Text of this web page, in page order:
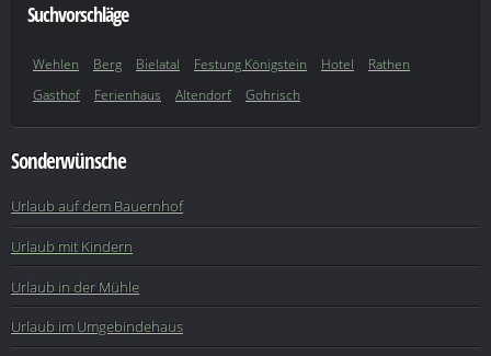
Suchvorschläge
Wehlen Berg Bielatal Festung Königstein Hotel
Rathen
Gasthof
Ferienhaus Altendorf Gohrisch
Sonderwünsche
Urlaub auf dem Bauernhof
Urlaub mit Kindern
Urlaub in der Mühle
Urlaub im Umgebindehaus